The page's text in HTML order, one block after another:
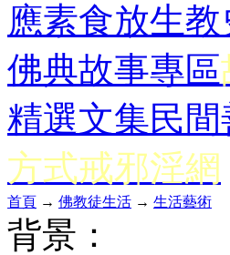
應素食放生教
佛典故事專區
精選文集民
方式戒邪淫網
首頁 → 佛教徒生活 → 生活藝術
背景：